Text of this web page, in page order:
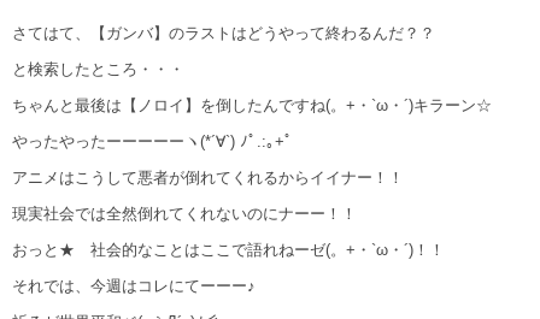
さてはて、【ガンバ】のラストはどうやって終わるんだ？？
と検索したところ・・・
ちゃんと最後は【ノロイ】を倒したんですね(。+・`ω・´)キラーン☆
やったやったーーーーーヽ(*´∀`) ﾉﾟ.:｡+ﾟ
アニメはこうして悪者が倒れてくれるからイイナー！！
現実社会では全然倒れてくれないのにナーー！！
おっと★ 社会的なことはここで語れねーゼ(。+・`ω・´)！！
それでは、今週はコレにてーーー♪